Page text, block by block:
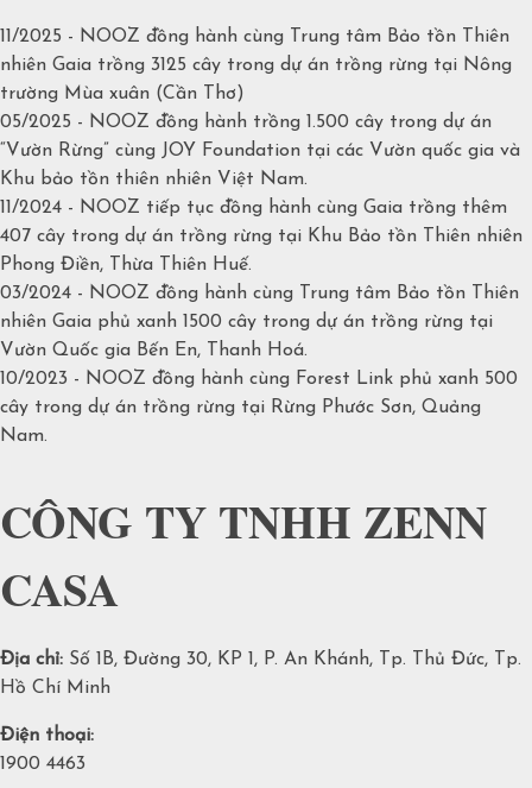
11/2025 - NOOZ đồng hành cùng Trung tâm Bảo tồn Thiên
nhiên Gaia trồng 3125 cây trong dự án trồng rừng tại Nông
trường Mùa xuân (Cần Thơ)
05/2025 - NOOZ đồng hành trồng 1.500 cây trong dự án
“Vườn Rừng” cùng JOY Foundation tại các Vườn quốc gia và
Khu bảo tồn thiên nhiên Việt Nam.
11/2024 - NOOZ tiếp tục đồng hành cùng Gaia trồng thêm
407 cây trong dự án trồng rừng tại Khu Bảo tồn Thiên nhiên
Phong Điền, Thừa Thiên Huế.
03/2024 - NOOZ đồng hành cùng Trung tâm Bảo tồn Thiên
nhiên Gaia phủ xanh 1500 cây trong dự án trồng rừng tại
Vườn Quốc gia Bến En, Thanh Hoá.​
10/2023 - NOOZ đồng hành cùng Forest Link phủ xanh 500
cây trong dự án trồng rừng tại Rừng Phước Sơn, Quảng
Nam.​
CÔNG TY TNHH ZENN
CASA
Địa chỉ: Số 1B, Đường 30, KP 1, P. An Khánh, Tp. Thủ Đức, Tp.
Hồ Chí Minh
Điện thoại:
1900 4463